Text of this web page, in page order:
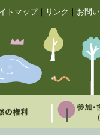
トマップ｜ リンク お問